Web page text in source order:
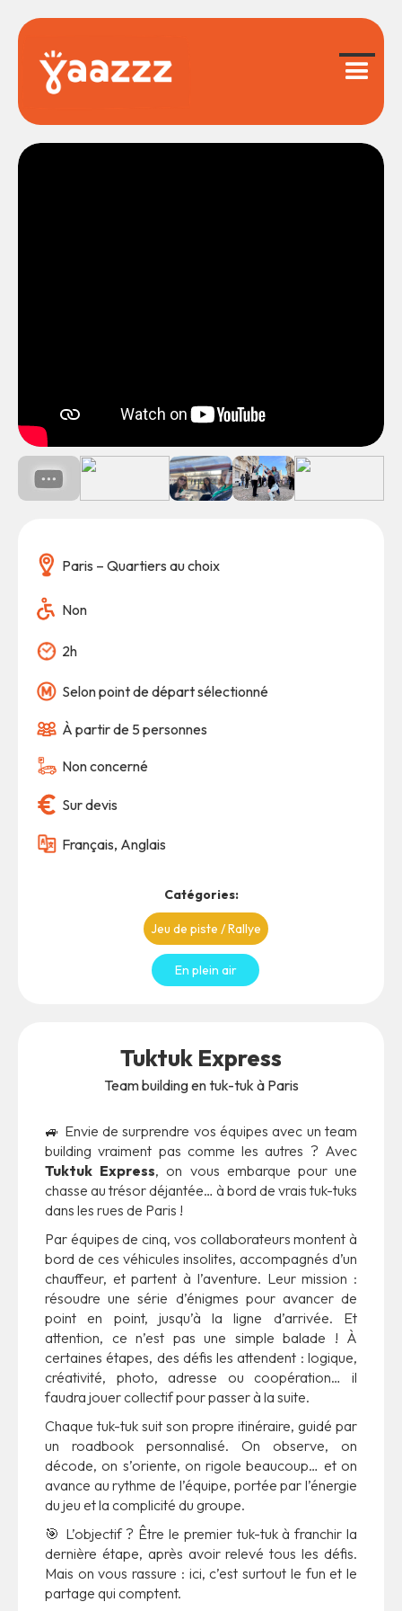
Paris – Quartiers au choix
Non
2h
Selon point de départ sélectionné
À partir de 5 personnes
Non concerné
Sur devis
Français, Anglais
Catégories:
Jeu de piste / Rallye
En plein air
Tuktuk Express
Team building en tuk-tuk à Paris
🚙 Envie de surprendre vos équipes avec un team
building vraiment pas comme les autres ? Avec
Tuktuk Express, on vous embarque pour une
chasse au trésor déjantée… à bord de vrais tuk-tuks
dans les rues de Paris !
Par équipes de cinq, vos collaborateurs montent à
bord de ces véhicules insolites, accompagnés d’un
chauffeur, et partent à l’aventure. Leur mission :
résoudre une série d’énigmes pour avancer de
point en point, jusqu’à la ligne d’arrivée. Et
attention, ce n’est pas une simple balade ! À
certaines étapes, des défis les attendent : logique,
créativité, photo, adresse ou coopération… il
faudra jouer collectif pour passer à la suite.
Chaque tuk-tuk suit son propre itinéraire, guidé par
un roadbook personnalisé. On observe, on
décode, on s’oriente, on rigole beaucoup… et on
avance au rythme de l’équipe, portée par l’énergie
du jeu et la complicité du groupe.
🎯 L’objectif ? Être le premier tuk-tuk à franchir la
dernière étape, après avoir relevé tous les défis.
Mais on vous rassure : ici, c’est surtout le fun et le
partage qui comptent.